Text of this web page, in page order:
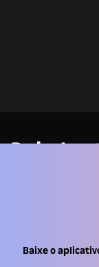
Baixe o
Central de ajuda